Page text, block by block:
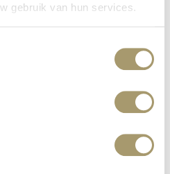
gebruik van hun services.